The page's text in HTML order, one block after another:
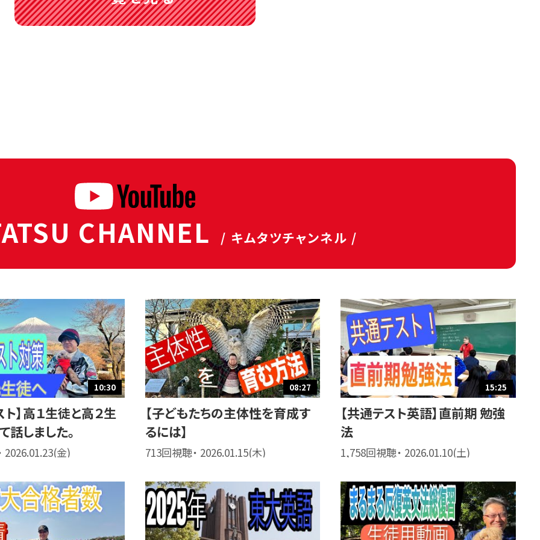
CHANNEL / キムタツチャンネル /
10:30
ト】高１生徒と高２生
話しました。
2026.01.23(金)
08:27
【子どもたちの主体性を育成す
るには】
713回視聴・ 2026.01.15(木)
15:25
【共通テスト英語】直前期 勉強
法
1,758回視聴・ 2026.01.10(土)